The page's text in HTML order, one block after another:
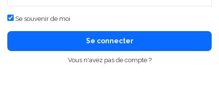
Se souvenir de moi
Se connecter
Vous n'avez pas de compte ?